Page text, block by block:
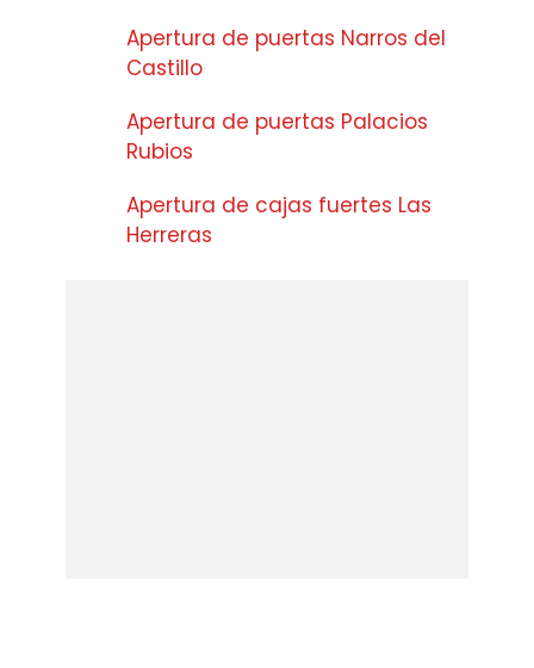
Apertura de puertas Narros del
Castillo
Apertura de puertas Palacios
Rubios
Apertura de cajas fuertes Las
Herreras